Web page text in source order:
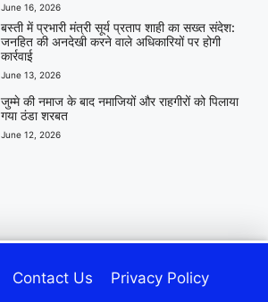
June 16, 2026
बस्ती में प्रभारी मंत्री सूर्य प्रताप शाही का सख्त संदेश:
जनहित की अनदेखी करने वाले अधिकारियों पर होगी
कार्रवाई
June 13, 2026
जुम्मे की नमाज के बाद नमाजियों और राहगीरों को पिलाया
गया ठंडा शरबत
June 12, 2026
Contact Us Privacy Policy